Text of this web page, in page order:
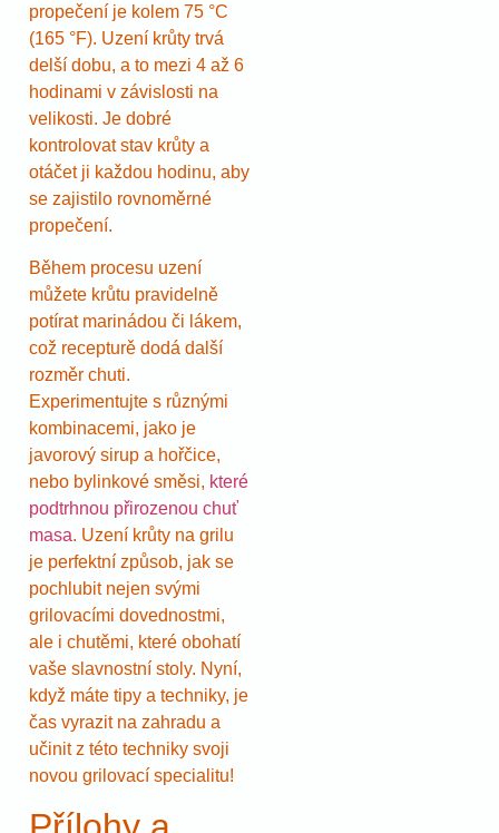
propečení je kolem 75 °C
(165 °F). Uzení krůty trvá
delší dobu, a to mezi 4 až 6
hodinami v závislosti na
velikosti. Je dobré
kontrolovat stav krůty a
otáčet ji každou hodinu, aby
se zajistilo rovnoměrné
propečení.
Během procesu uzení
můžete krůtu pravidelně
potírat marinádou či lákem,
což recepturě dodá další
rozměr chuti.
Experimentujte s různými
kombinacemi, jako je
javorový sirup a hořčice,
nebo bylinkové směsi, které
podtrhnou přirozenou chuť
masa. Uzení krůty na grilu
je perfektní způsob, jak se
pochlubit nejen svými
grilovacími dovednostmi,
ale i chutěmi, které obohatí
vaše slavnostní stoly. Nyní,
když máte tipy a techniky, je
čas vyrazit na zahradu a
učinit z této techniky svoji
novou grilovací specialitu!